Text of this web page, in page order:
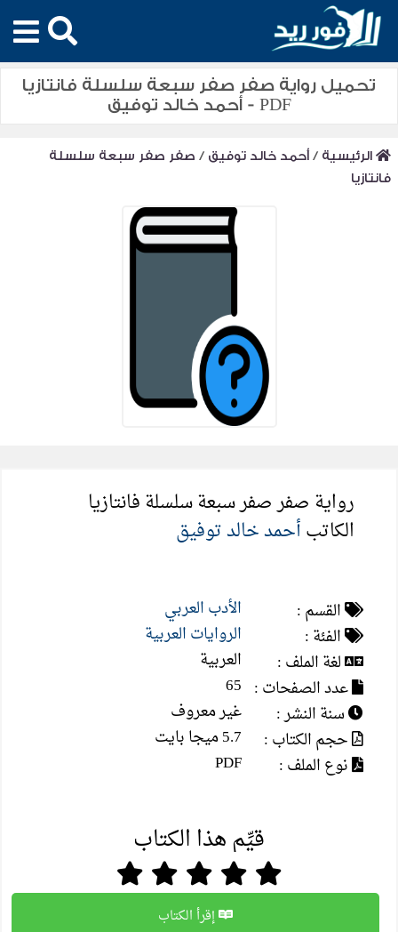
تحميل رواية صفر صفر سبعة سلسلة فانتازيا
PDF - أحمد خالد توفيق
الرئيسية /أحمد خالد توفيق / صفر صفر سبعة سلسلة
فانتازيا
رواية صفر صفر سبعة سلسلة فانتازيا
الكاتبأحمد خالد توفيق
القسم :
الأدب العربي
الفئة :
الروايات العربية
لغة الملف :
العربية
عدد الصفحات : 65
سنة النشر :
غير معروف
حجم الكتاب :
5.7 ميجا بايت
نوع الملف :
PDF
قيِّم هذا الكتاب
إقرأ الكتاب